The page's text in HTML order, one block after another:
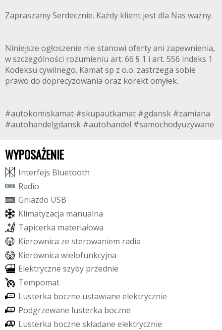
Zapraszamy Serdecznie. Każdy klient jest dla Nas ważny.
Niniejsze ogłoszenie nie stanowi oferty ani zapewnienia,
w szczególności rozumieniu art. 66 § 1 i art. 556 indeks 1
Kodeksu cywilnego. Kamat sp z o.o. zastrzega sobie
prawo do doprecyzowania oraz korekt omyłek.
#autokomiskamat #skupautkamat #gdansk #zamiana
#autohandelgdansk #autohandel #samochodyuzywane
WYPOSAŻENIE
Interfejs Bluetooth
Radio
Gniazdo USB
Klimatyzacja manualna
Tapicerka materiałowa
Kierownica ze sterowaniem radia
Kierownica wielofunkcyjna
Elektryczne szyby przednie
Tempomat
Lusterka boczne ustawiane elektrycznie
Podgrzewane lusterka boczne
Lusterka boczne składane elektrycznie